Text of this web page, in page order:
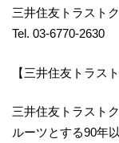
三井住友トラスト
Tel. 03-6770-2630
【三井住友トラス
三井住友トラスト
ルーツとする90年